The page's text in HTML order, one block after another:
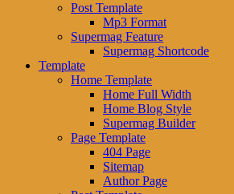
Post Template
Mp3 Format
Supermag Feature
Supermag Shortcode
Template
Home Template
Home Full Width
Home Blog Style
Supermag Builder
Page Template
404 Page
Sitemap
Author Page